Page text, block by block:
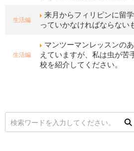
生活編
来月からフィリピンに留
っていかなければならない
生活編
マンツーマンレッスンの
えていますが、私は虫が苦
校を紹介してください。